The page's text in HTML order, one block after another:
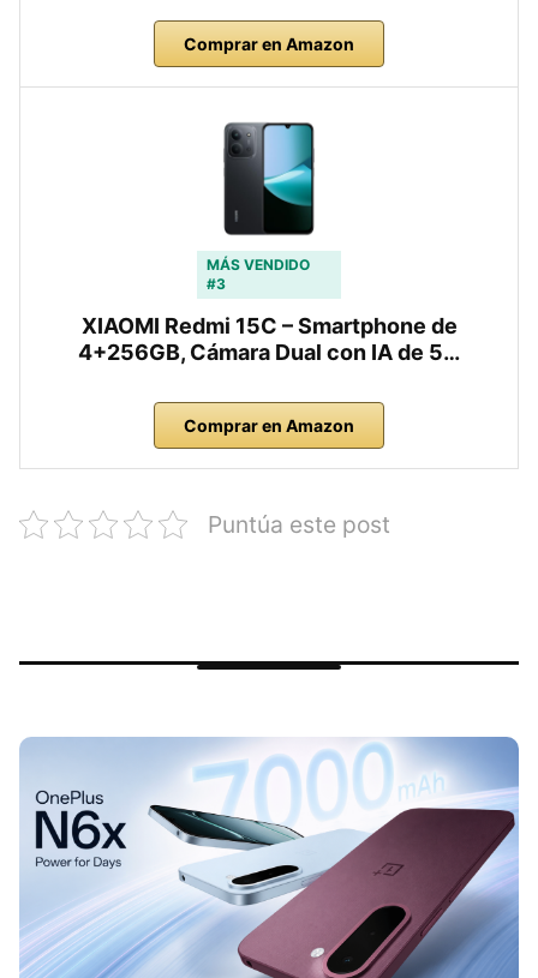
Comprar en Amazon
MÁS VENDIDO
#3
XIAOMI Redmi 15C – Smartphone de
4+256GB, Cámara Dual con IA de 5…
Comprar en Amazon
Puntúa este post